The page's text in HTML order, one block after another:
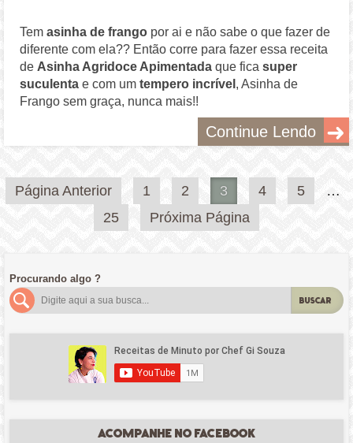
Temasinha de frango por ai e não sabe o que fazer de
diferente com ela?? Então corre para fazer essa receita
de Asinha Agridoce Apimentadaque ficasuper
suculenta e com umtempero incrível , Asinha de
Frango sem graça, nunca mais!!
Continue Lendo
Paginação
Página Anterior 1 2 3 4 5
…
25
Próxima Página
Procurando algo ?
BUSCAR
ACOMPANHE NO FACEBOOK